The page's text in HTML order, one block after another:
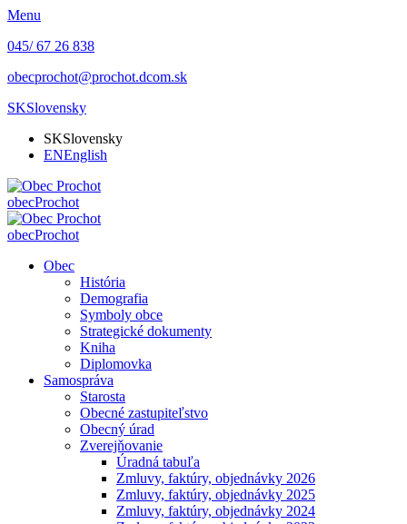
Menu
045/ 67 26 838
obecprochot@prochot.dcom.sk
SKSlovensky
SKSlovensky
ENEnglish
obecProchot
obecProchot
Obec
História
Demografia
Symboly obce
Strategické dokumenty
Kniha
Diplomovka
Samospráva
Starosta
Obecné zastupiteľstvo
Obecný úrad
Zverejňovanie
Úradná tabuľa
Zmluvy, faktúry, objednávky 2026
Zmluvy, faktúry, objednávky 2025
Zmluvy, faktúry, objednávky 2024